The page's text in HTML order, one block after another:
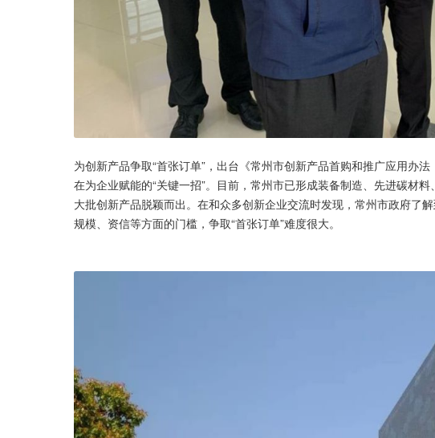
为创新产品争取“首张订单”，出台《常州市创新产品首购和推广应用办
在为企业赋能的“关键一招”。目前，常州市已形成装备制造、先进碳材
大批创新产品脱颖而出。在和众多创新企业交流时发现，常州市政府了
规模、资信等方面的门槛，争取“首张订单”难度很大。